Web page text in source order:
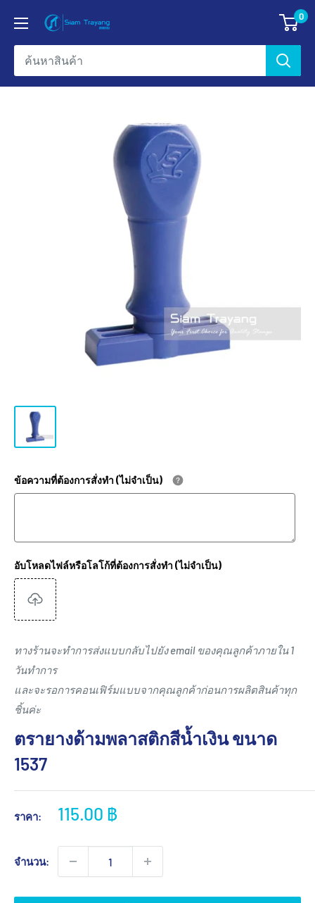
เนื้อหา
ข้อมูล
บริษัท
สยาม
0
ข้อความที่ต้องการสั่งทำ (ไม่จำเป็น)
อับโหลดไฟล์หรือโลโก้ที่ต้องการสั่งทำ (ไม่จำเป็น)
ทางร้านจะทำการส่งแบบกลับไปยัง email ของคุณลูกค้าภายใน 1
วันทำการ
และจะรอการคอนเฟิร์มแบบจากคุณลูกค้าก่อนการผลิตสินค้าทุก
ชิ้นค่ะ
ตรายางด้ามพลาสติกสีน้ำเงิน ขนาด
1537
ราคา:
ราคา
115.00 ฿
จำนวน: